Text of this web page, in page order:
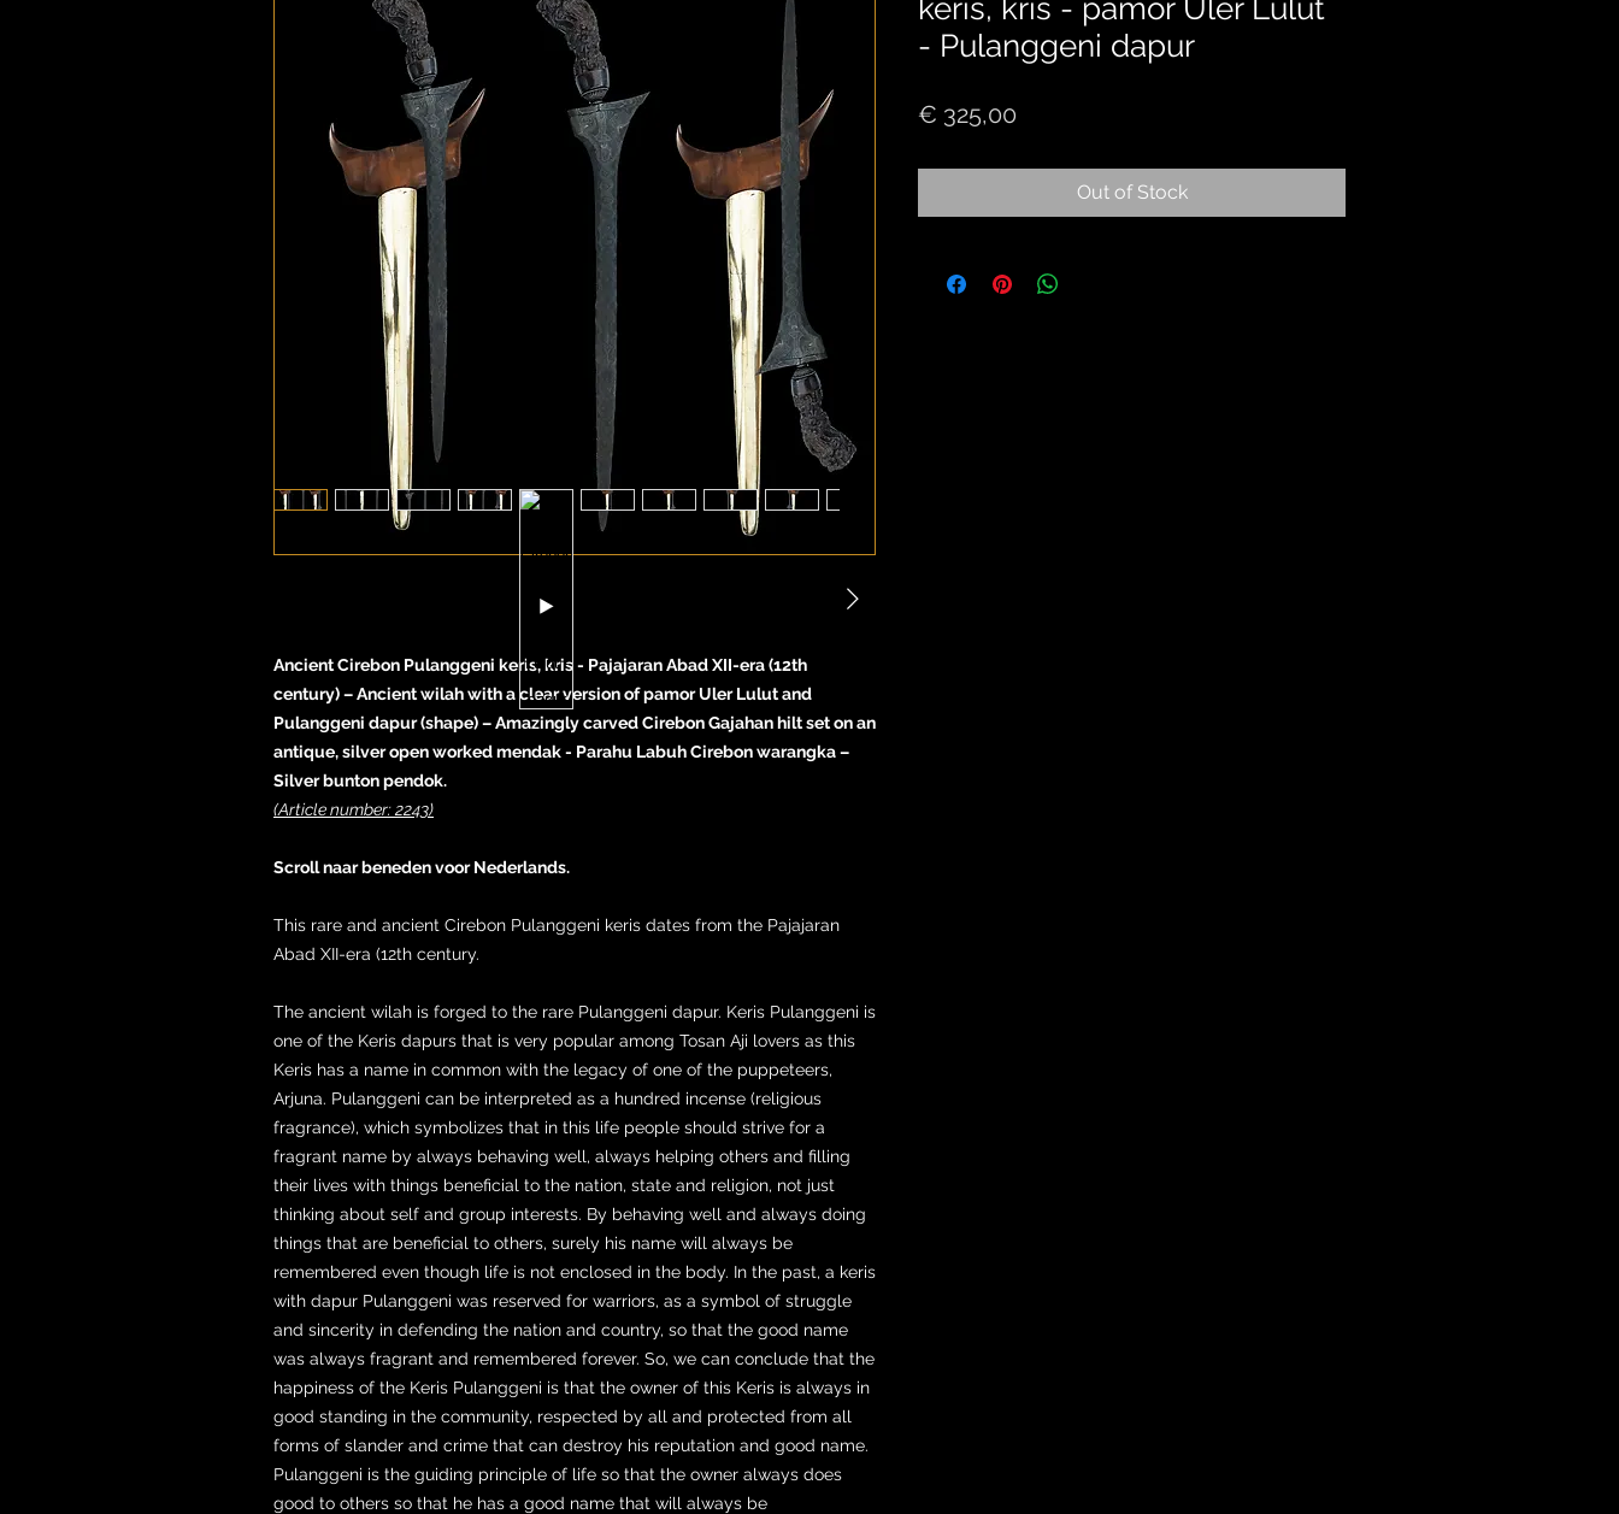
Ancient Cirebon Pulanggeni keris, kris - Pajajaran Abad XII-era (12th
century) – Ancient wilah with a clear version of pamor Uler Lulut and
Pulanggeni dapur (shape) – Amazingly carved Cirebon Gajahan hilt set on an
antique, silver open worked mendak - Parahu Labuh Cirebon warangka –
Silver bunton pendok.
(Article number: 2243)
Scroll naar beneden voor Nederlands.
This rare and ancient Cirebon Pulanggeni keris dates from the Pajajaran
Abad XII-era (12th century.
The ancient wilah is forged to the rare Pulanggeni dapur. Keris Pulanggeni is
one of the Keris dapurs that is very popular among Tosan Aji lovers as this
Keris has a name in common with the legacy of one of the puppeteers,
Arjuna. Pulanggeni can be interpreted as a hundred incense (religious
fragrance), which symbolizes that in this life people should strive for a
fragrant name by always behaving well, always helping others and filling
their lives with things beneficial to the nation, state and religion, not just
thinking about self and group interests. By behaving well and always doing
things that are beneficial to others, surely his name will always be
remembered even though life is not enclosed in the body. In the past, a keris
with dapur Pulanggeni was reserved for warriors, as a symbol of struggle
and sincerity in defending the nation and country, so that the good name
was always fragrant and remembered forever. So, we can conclude that the
happiness of the Keris Pulanggeni is that the owner of this Keris is always in
good standing in the community, respected by all and protected from all
forms of slander and crime that can destroy his reputation and good name.
Pulanggeni is the guiding principle of life so that the owner always does
good to others so that he has a good name that will always be
keris, kris - pamor Uler Lulut
- Pulanggeni dapur
€ 325,00
Out of Stock